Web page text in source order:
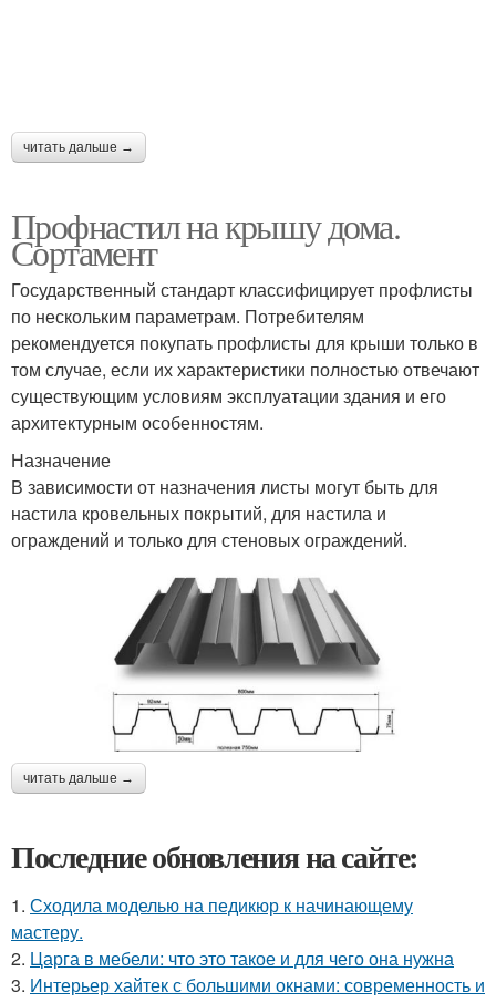
читать дальше →
Профнастил на крышу дома.
Сортамент
Государственный стандарт классифицирует профлисты
по нескольким параметрам. Потребителям
рекомендуется покупать профлисты для крыши только в
том случае, если их характеристики полностью отвечают
существующим условиям эксплуатации здания и его
архитектурным особенностям.
Назначение
В зависимости от назначения листы могут быть для
настила кровельных покрытий, для настила и
ограждений и только для стеновых ограждений.
читать дальше →
Последние обновления на сайте:
1. Сходила моделью на педикюр к начинающему
мастеру.
2. Царга в мебели: что это такое и для чего она нужна
3. Интерьер хайтек с большими окнами: современность и